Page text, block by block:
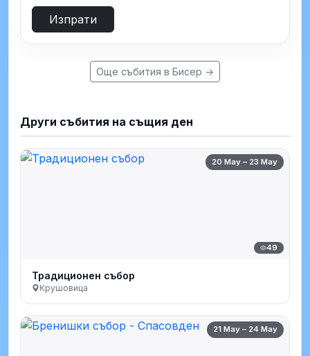
Изпрати
Още събития в Бисер →
Други събития на същия ден
20 May – 23 May
49
Традиционен събор
Крушовица
21 May – 24 May